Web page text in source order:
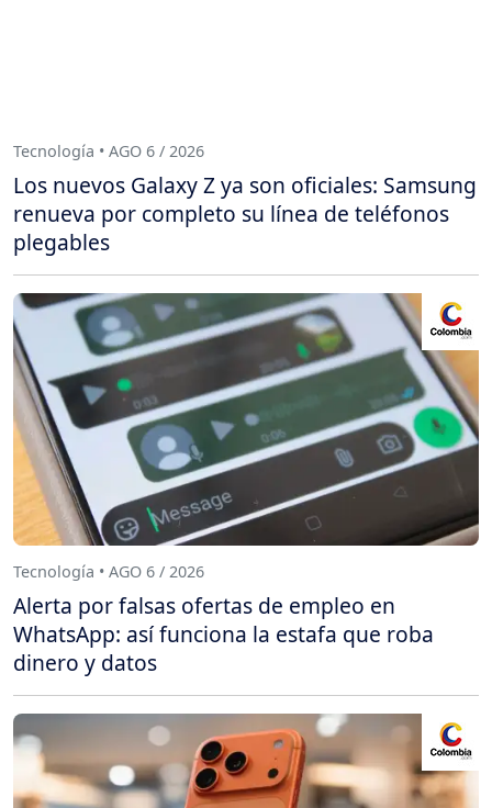
Tecnología • AGO 6 / 2026
Los nuevos Galaxy Z ya son oficiales: Samsung
renueva por completo su línea de teléfonos
plegables
Tecnología • AGO 6 / 2026
Alerta por falsas ofertas de empleo en
WhatsApp: así funciona la estafa que roba
dinero y datos